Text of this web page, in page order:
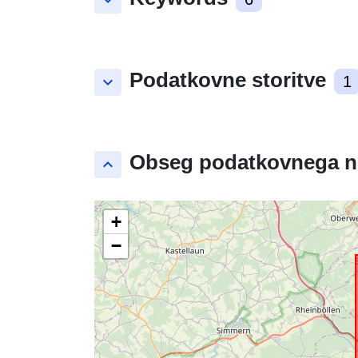
keyboard_arrow_down Podatkovne storitve 1
keyboard_arrow_up Obseg podatkovnega
+
−